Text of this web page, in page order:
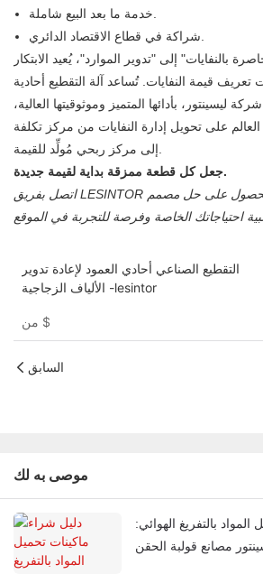
خدمة ما بعد البيع شاملة.
شراكة في قطاع الاقتصاد الدائري.
بالنفايات" إلى "تدوير الموارد"، يُعيد الابتكار
تعريف قيمة النفايات. تُساعد آلة التقطيع أحادية
ليسينتور، بأدائها المتميز وموثوقيتها العالية،
على تحويل إدارة النفايات من مركز تكلفة
إلى مركز ربحي مُولِّد للقيمة.
جعل كل قطعة ممزقة بداية لقيمة جديدة.
اتصل بفريق LESINTOR المحترف اليوم للحصول على حل مصمم
التقطيع الصناعي أحادي العمود لإعادة تدوير
الألياف الزجاجية -lesintor
$
السابق
موصى به لك
بالتفريغ الهوائي:
مصانع قولبة الحقن